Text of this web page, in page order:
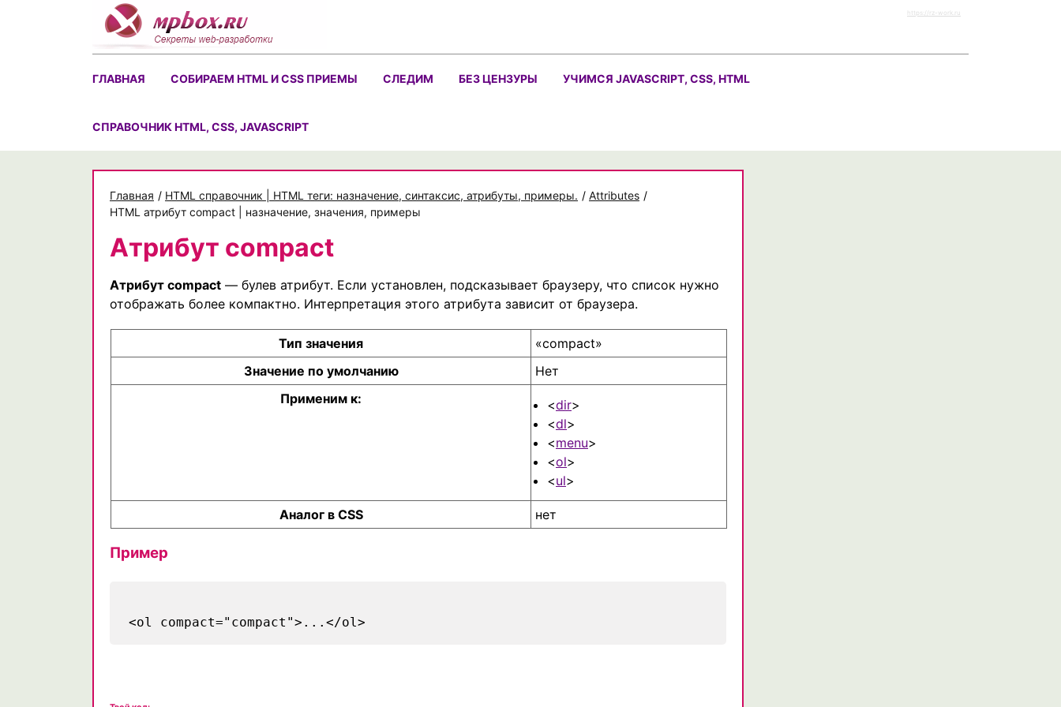
https://rz-work.ru
ГЛАВНАЯ СОБИРАЕМ HTML И CSS ПРИЕМЫ СЛЕДИМ БЕЗ ЦЕНЗУРЫ УЧИМСЯ JAVASCRIPT, CSS, HTML
CПРАВОЧНИК HTML, CSS, JAVASCRIPT
Главная / HTML справочник | HTML теги: назначение, синтаксис, атрибуты, примеры. / Attributes /
HTML атрибут compact | назначение, значения, примеры
Атрибут compact
Атрибут compact — булев атрибут. Если установлен, подсказывает браузеру, что список нужно
отображать более компактно. Интерпретация этого атрибута зависит от браузера.
Тип значения
«compact»
Значение по умолчанию
Нет
Применим к:
<dir>
<dl>
<menu>
<ol>
<ul>
Аналог в CSS нет
Пример
<ol compact="compact">...</ol>